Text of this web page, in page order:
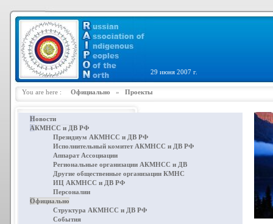
29 июня 2007 г.
You are here : Официально » Проекты
Новости
АКМНСС и ДВ РФ
Президиум АКМНСС и ДВ РФ
Исполнительный комитет АКМНСС и ДВ РФ
Аппарат Ассоциации
Региональные организации АКМНСС и ДВ
Другие общественные организации КМНС
ИЦ АКМНСС и ДВ РФ
Персоналии
Официально
Структура АКМНСС и ДВ РФ
События